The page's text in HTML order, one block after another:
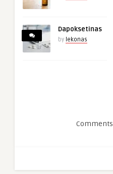
Dapoksetinas
by lekonas